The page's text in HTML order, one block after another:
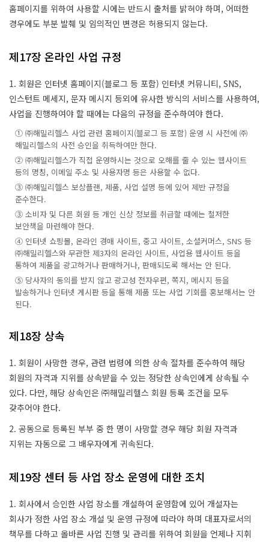
홈페이지를 위하여 사용할 시에는 반드시 출처를 밝혀야 하며, 어떠한
경우에도 부분 발췌 및 임의적인 변경은 허용되지 않는다.
제17장 온라인 사업 규정
1. 회원은 인터넷 홈페이지(블로그 등 포함) 인터넷 커뮤니티, SNS,
인스턴트 메세지, 문자 메시지 등외에 유사한 방식의 서비스를 사용하여,
사업을 진행하여야 할 때에는 다음의 규정을 준수하여야 한다.
① ㈜해밀리헬스 사업 관련 홈페이지(블로그 등 포함) 운영 시 사전에 ㈜
해밀리헬스의 사전 승인을 취득하여만 한다.
② ㈜해밀리헬스가 직접 운영하시는 것으로 오해를 줄 수 있는 웹사이트
등의 명칭, 이메일 주소 및 사용자명 등은 사용할 수 없다.
③ ㈜해밀리헬스 보상플랜, 제품, 사업 설명 등에 있어 제반 규정을
준수한다.
③ 소비자 및 다른 회원 등 개인 신상 정보를 취급할 때에는 철저한
보안책을 마련해야 한다.
④ 인터넷 쇼핑몰, 온라인 경매 사이트, 중고 사이트, 소셜커머스, SNS 등
㈜해밀리헬스와 무관한 제3자의 온라인 사이트, 사업용 웹사이트 등을
통하여 제품을 광고하거나 판매하거나, 판매되도록 해서는 안 된다.
⑤ 당사자의 동의를 받지 않고 광고성 전자우편, 쪽지, 메시지 등을
발송하거나 인터넷 게시판 등을 통해 제품 또는 사업 기회를 홍보해서는 안
된다.
제18장 상속
1. 회원이 사망한 경우, 관련 법령에 의한 상속 절차를 준수하여 해당
회원의 자격과 지위를 상속받을 수 있는 정당한 상속인에게 상속될 수
있다. 다만, 해당 상속인은 ㈜해밀리헬스 회원 등록 조건을 모두
갖추어야 한다.
2. 공동으로 등록된 부부 중 한 명이 사망할 경우 해당 회원 자격과
지위는 자동으로 그 배우자에게 귀속된다.
제19장 센터 등 사업 장소 운영에 대한 조치
1. 회사에서 승인한 사업 장소를 개설하여 운영함에 있어 개설자는
회사가 정한 사업 장소 개설 및 운영 규정에 따라야 하며 대표자로서의
책무를 다하고 올바른 사업 진행 및 관리를 위하여 회원을 언제나 지휘